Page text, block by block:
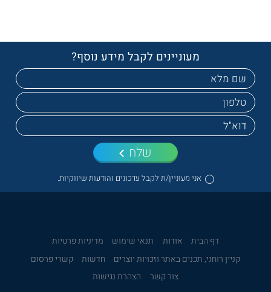
מעוניינים לקבל מידע נוסף?
אני מעוניין/ת לקבל עדכונים והודעות שיווקיות.
שלח
דף הבית אודות תנאי שימוש
מדיניות פרטיות
קניין רוחני, תכנים באתר וזכויות יוצרים
חדשות
קשרי פרסום
צור קשר
הצהרת נגישות